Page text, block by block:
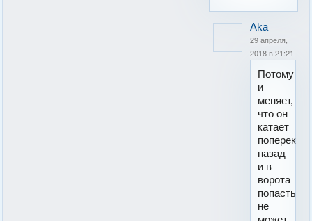
Aka
29 апреля,
2018 в 21:21
Потому
и
меняет,
что он
катает
поперек
назад
и в
ворота
попасть
не